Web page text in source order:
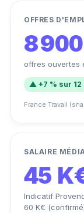
OFFRES
8 900
offres ouvertes
▲ +7 % sur 12
France Travail
SALAIRE
45
Indicatif
60 K€